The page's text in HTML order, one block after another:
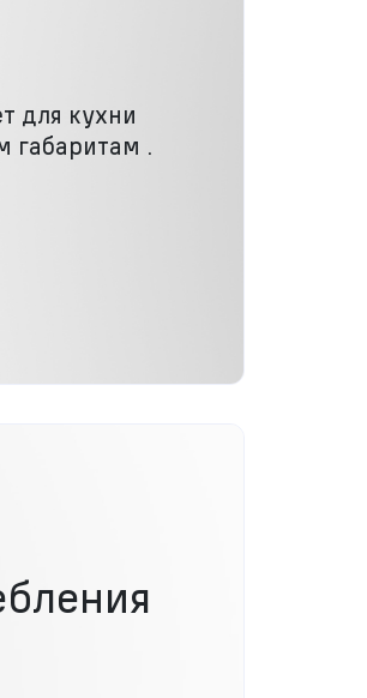
для кухни
габаритам .